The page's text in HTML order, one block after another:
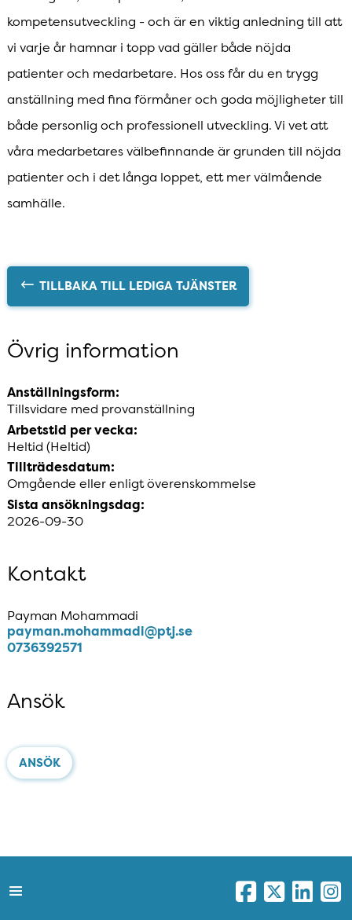
kompetensutveckling - och är en viktig anledning till att
vi varje år hamnar i topp vad gäller både nöjda
patienter och medarbetare. Hos oss får du en trygg
anställning med fina förmåner och goda möjligheter till
både personlig och professionell utveckling. Vi vet att
våra medarbetares välbefinnande är grunden till nöjda
patienter och i det långa loppet, ett mer välmående
samhälle.
TILLBAKA TILL LEDIGA TJÄNSTER
Övrig information
Anställningsform:
Tillsvidare med provanställning
Arbetstid per vecka:
Heltid (Heltid)
Tillträdesdatum:
Omgående eller enligt överenskommelse
Sista ansökningsdag:
2026-09-30
Kontakt
Payman Mohammadi
payman​.mohammadi​@ptj​.se
0736392571
Ansök
ANSÖK